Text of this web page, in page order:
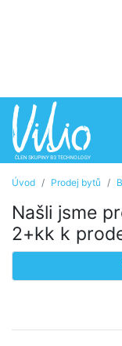
Úvod Prodej bytů
Našli jsme
2+kk k